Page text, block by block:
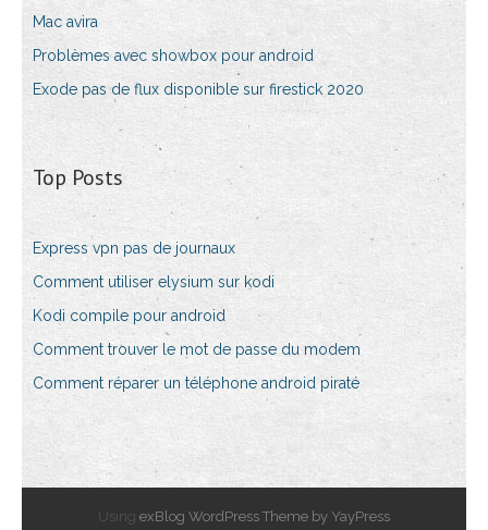
Mac avira
Problèmes avec showbox pour android
Exode pas de flux disponible sur firestick 2020
Top Posts
Express vpn pas de journaux
Comment utiliser elysium sur kodi
Kodi compile pour android
Comment trouver le mot de passe du modem
Comment réparer un téléphone android piraté
Using exBlog WordPress Theme by YayPress